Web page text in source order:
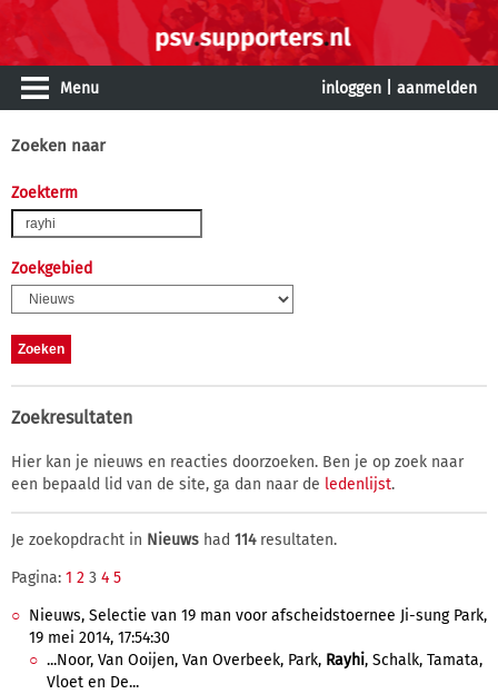
Menu inloggen aanmelden
Zoeken naar
Zoekterm
Zoekgebied
Zoekresultaten
Hier kan je nieuws en reacties doorzoeken. Ben je op zoek naar
een bepaald lid van de site, ga dan naar de ledenlijst.
Je zoekopdracht in Nieuws had 114resultaten.
Pagina: 1 2 3 4 5
Nieuws, Selectie van 19 man voor afscheidstoernee Ji-sung Park,
19 mei 2014, 17:54:30
...Noor, Van Ooijen, Van Overbeek, Park, Rayhi, Schalk, Tamata,
Vloet en De...